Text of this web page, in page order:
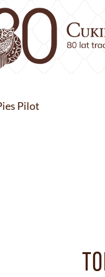
Pilot